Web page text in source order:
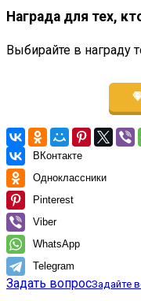
Награда для тех,
Выбирайте в награду
ВКонтакте
Одноклассники
Pinterest
Viber
WhatsApp
Telegram
Задать вопросЗадайте